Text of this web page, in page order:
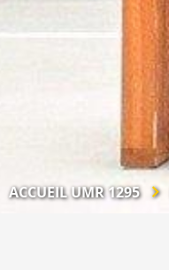
ACCUEIL UMR 1295